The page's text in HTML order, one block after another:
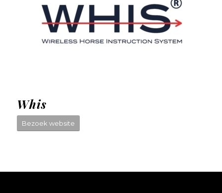
Whis
Bezoek website